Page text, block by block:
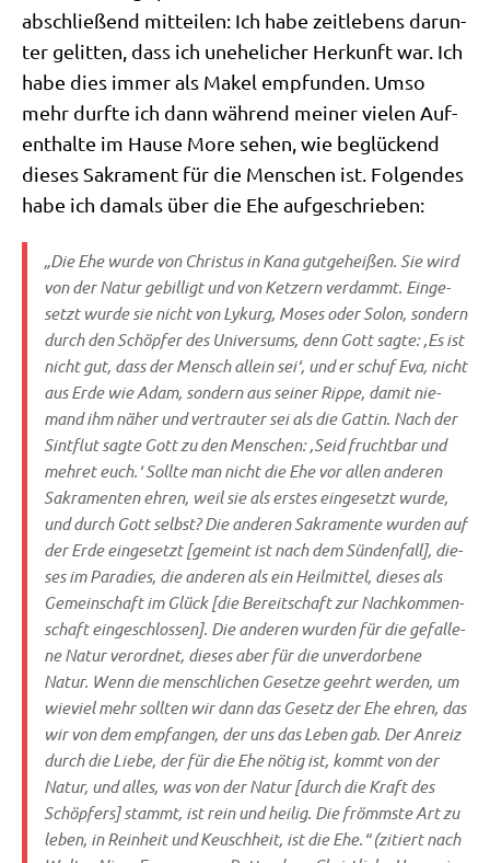
abschlie­ßend mit­tei­len: Ich habe zeit­le­bens dar­un­
ter gelit­ten, dass ich unehe­li­cher Her­kunft war. Ich
habe dies immer als Makel emp­fun­den. Umso
mehr durf­te ich dann wäh­rend mei­ner vie­len Auf­
ent­hal­te im Hau­se More sehen, wie beglückend
die­ses Sakra­ment für die Men­schen ist. Fol­gen­des
habe ich damals über die Ehe aufgeschrieben:
„Die Ehe wur­de von Chri­stus in Kana gut­ge­hei­ßen. Sie wird
von der Natur gebil­ligt und von Ket­zern ver­dammt. Ein­ge­
setzt wur­de sie nicht von Lykurg, Moses oder Solon, son­dern
durch den Schöp­fer des Uni­ver­sums, denn Gott sag­te: ‚Es ist
nicht gut, dass der Mensch allein sei‘, und er schuf Eva, nicht
aus Erde wie Adam, son­dern aus sei­ner Rip­pe, damit nie­
mand ihm näher und ver­trau­ter sei als die Gat­tin. Nach der
Sint­flut sag­te Gott zu den Men­schen: ‚Seid frucht­bar und
meh­ret euch.‘ Soll­te man nicht die Ehe vor allen ande­ren
Sakra­men­ten ehren, weil sie als erstes ein­ge­setzt wur­de,
und durch Gott selbst? Die ande­ren Sakra­men­te wur­den auf
der Erde ein­ge­setzt [gemeint ist nach dem Sün­den­fall], die­
ses im Para­dies, die ande­ren als ein Heil­mit­tel, die­ses als
Gemein­schaft im Glück [die Bereit­schaft zur Nach­kom­men­
schaft ein­ge­schlos­sen]. Die ande­ren wur­den für die gefal­le­
ne Natur ver­ord­net, die­ses aber für die unver­dor­be­ne
Natur. Wenn die mensch­li­chen Geset­ze geehrt wer­den, um
wie­viel mehr soll­ten wir dann das Gesetz der Ehe ehren, das
wir von dem emp­fan­gen, der uns das Leben gab. Der Anreiz
durch die Lie­be, der für die Ehe nötig ist, kommt von der
Natur, und alles, was von der Natur [durch die Kraft des
Schöp­fers] stammt, ist rein und hei­lig. Die frömm­ste Art zu
leben, in Rein­heit und Keusch­heit, ist die Ehe.“ (zitiert nach